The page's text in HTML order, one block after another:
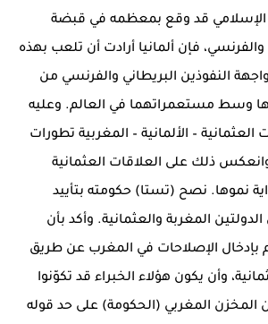
الإسلامي قد وقع بمعظمه في قبضة
والفرنسي، فإن ألمانيا أرادت أن تلعب بهذه
النفوذين البريطاني والفرنسي من
وسط مستعمراتهما في العالم. وعليه
– الألمانية – المغربية تطورات
ذلك على العلاقات العثمانية
نموها. نصح (تستا) حكومته بتأييد
المغربة والعثمانية. وأكد بأن
بإدخال الإصلاحات في المغرب عن طريق
وأن يكون هؤلاء الخبراء قد تكوّنوا
المخزن المغربي (الحكومة) على حد قوله